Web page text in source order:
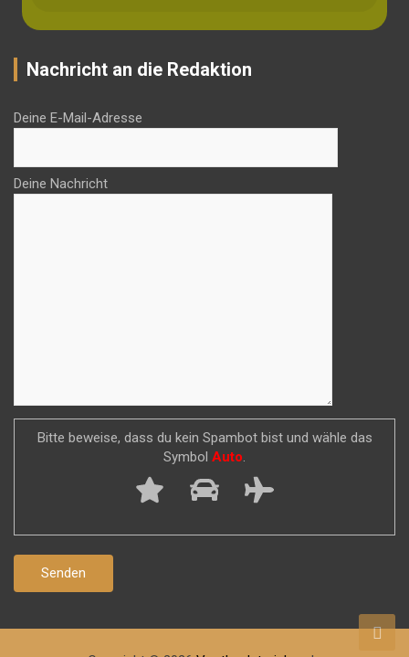
Nachricht an die Redaktion
Deine E-Mail-Adresse
Deine Nachricht
Bitte beweise, dass du kein Spambot bist und wähle das
Symbol Auto.